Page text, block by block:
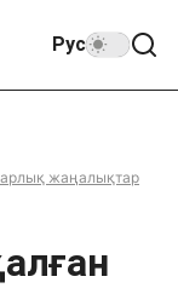
Рус
жаңалықтар